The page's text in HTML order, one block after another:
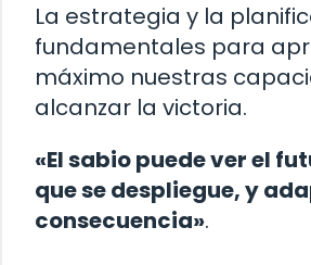
La estrategia y la
fundamentales para
máximo nuestras
alcanzar la victoria.
«El sabio puede ver el
que se despliegue, y
consecuencia».